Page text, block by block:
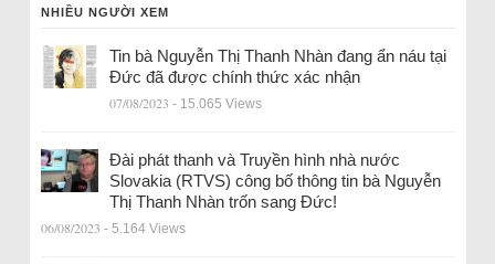
NHIỀU NGƯỜI XEM
Tin bà Nguyễn Thị Thanh Nhàn đang ẩn náu tại
Đức đã được chính thức xác nhận
07/08/2023 - 15.065 Views
Đài phát thanh và Truyền hình nhà nước
Slovakia (RTVS) công bố thông tin bà Nguyễn
Thị Thanh Nhàn trốn sang Đức!
06/08/2023 - 5.164 Views